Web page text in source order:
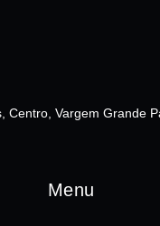
Centro, Vargem Grande
Menu